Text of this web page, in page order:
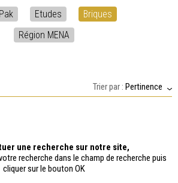
Etudes
Briques
Région MENA
Trier par : Pertinence
une recherche sur notre site,
recherche dans le champ de recherche puis
cliquer sur le bouton OK